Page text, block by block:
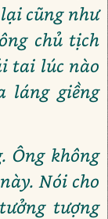
cũng như
chủ tịch
tai lúc nào
láng giềng
Ông không
Nói cho
tượng